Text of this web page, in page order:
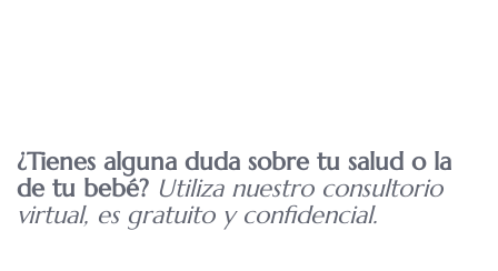
¿Tienes alguna duda sobre tu salud o la
de tu bebé? Utiliza nuestro consultorio
virtual, es gratuito y confidencial.